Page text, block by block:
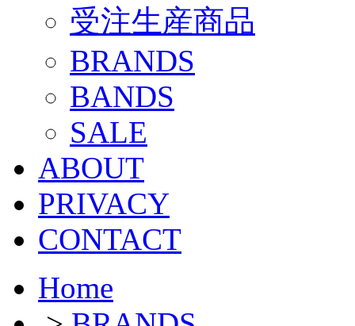
受注生産商品
BRANDS
BANDS
SALE
ABOUT
PRIVACY
CONTACT
Home